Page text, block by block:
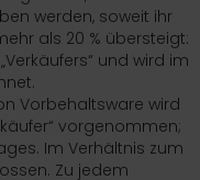
werden, soweit ihr
als 20 % übersteigt:
und wird im
Vorbehaltsware wird
vorgenommen;
Im Verhältnis zum
Zu jedem